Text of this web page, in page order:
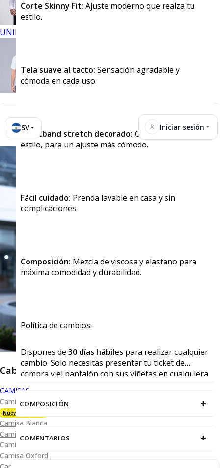
UNIFORMES
SV Iniciar sesión
Caballero
CAMISAS
Camisa Premium Bambú
¡Nueva Colección!
Camisa Blanca
Camisa Performance
Camisa Piqué
Camisa Oxford
Corte Skinny Fit: Ajuste moderno que realza tu
estilo.
Tela suave al tacto: Sensación agradable y
cómoda en cada uso.
Waistband stretch decorado: Cintura elástica con
estilo, para un ajuste más cómodo.
Fácil cuidado: Prenda lavable en casa y sin
complicaciones.
Composición: Mezcla de viscosa y elastano para
máxima comodidad y durabilidad.
Política de cambios:
Dispones de 30 días hábiles para realizar cualquier
cambio. Solo necesitas presentar tu ticket de
compra y el pantalón con sus viñetas en cualquiera
COMPOSICIÓN +
COMENTARIOS +